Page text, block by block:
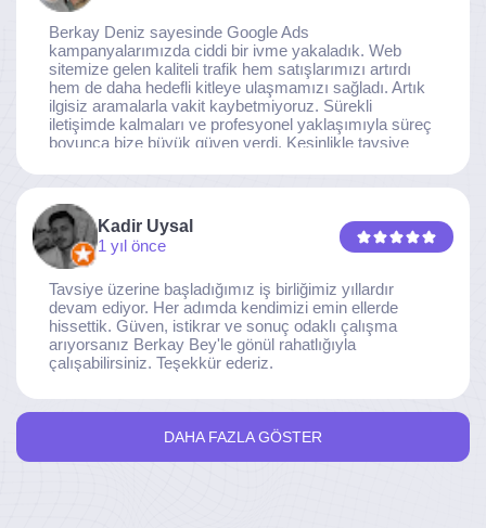
Berkay Deniz sayesinde Google Ads
kampanyalarımızda ciddi bir ivme yakaladık. Web
sitemize gelen kaliteli trafik hem satışlarımızı artırdı
hem de daha hedefli kitleye ulaşmamızı sağladı. Artık
ilgisiz aramalarla vakit kaybetmiyoruz. Sürekli
iletişimde kalmaları ve profesyonel yaklaşımıyla süreç
boyunca bize büyük güven verdi. Kesinlikle tavsiye
Kadir Uysal
1 yıl önce
Tavsiye üzerine başladığımız iş birliğimiz yıllardır
devam ediyor. Her adımda kendimizi emin ellerde
hissettik. Güven, istikrar ve sonuç odaklı çalışma
arıyorsanız Berkay Bey'le gönül rahatlığıyla
çalışabilirsiniz. Teşekkür ederiz.
DAHA FAZLA GÖSTER